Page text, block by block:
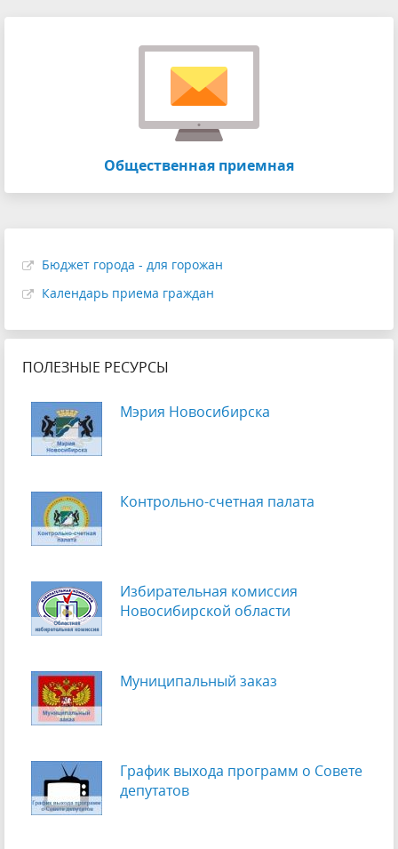
Общественная приемная
Бюджет города - для горожан
Календарь приема граждан
ПОЛЕЗНЫЕ РЕСУРСЫ
Мэрия Новосибирска
Контрольно-счетная палата
Избирательная комиссия
Новосибирской области
Муниципальный заказ
График выхода программ о Cовете
депутатов